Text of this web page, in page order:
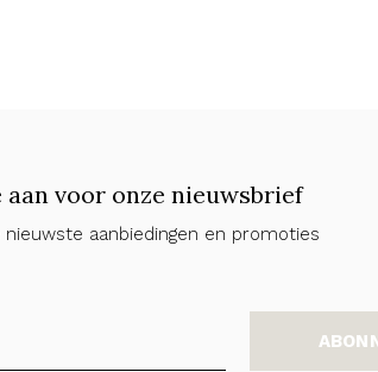
aan voor onze nieuwsbrief
nieuwste aanbiedingen en promoties